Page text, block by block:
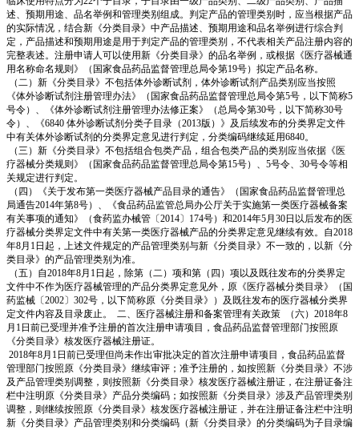
述、预期用途、品名举例和管理类别组成。判定产品的管理类别时，应当根据产品
的实际情况，结合新《分类目录》中产品描述、预期用途和品名举例进行综合判
定，产品描述和预期用途是用于判定产品的管理类别，不代表相关产品注册内容的
完整表述。注册申请人可以使用新《分类目录》的品名举例，或根据《医疗器械通
用名称命名规则》（国家食品药品监督管理总局令第19号）拟定产品名称。
（二）新《分类目录》不包括体外诊断试剂，体外诊断试剂产品类别应当按照
《体外诊断试剂注册管理办法》（国家食品药品监督管理总局令第5号，以下简称5
号令）、《体外诊断试剂注册管理办法修正案》（总局令第30号，以下简称30号
令）、《6840 体外诊断试剂分类子目录（2013版）》及后续发布的分类界定文件
中有关体外诊断试剂的分类界定意见进行判定，分类编码继续延用6840。
（三）新《分类目录》不包括组合包类产品，组合包类产品的类别应当依据《医
疗器械分类规则》（国家食品药品监督管理总局令第15号）、5号令、30号令等相
关规定进行判定。
（四）《关于发布第一类医疗器械产品目录的通告》（国家食品药品监督管理总
局通告2014年第8号）、《食品药品监管总局办公厅关于实施第一类医疗器械备案
有关事项的通知》（食药监办械管〔2014〕174号）和2014年5月30日以后发布的医
疗器械分类界定文件中有关第一类医疗器械产品的分类界定意见继续有效。自2018
年8月1日起，上述文件规定的产品管理类别与新《分类目录》不一致的，以新《分
类目录》的产品管理类别为准。
（五）自2018年8月1日起，除第（二）项和第（四）项以及既往发布的分类界定
文件中不作为医疗器械管理的产品分类界定意见外，原《医疗器械分类目录》（国
药监械〔2002〕302号，以下简称原《分类目录》）及既往发布的医疗器械分类界
定文件内容及目录废止。 二、医疗器械注册和备案管理有关政策 （六）2018年8
月1日前已受理并准予注册的首次注册申请项目，食品药品监督管理部门按照原
《分类目录》核发医疗器械注册证。
2018年8月1日前已受理但尚未作出审批决定的首次注册申请项目，食品药品监督
管理部门按照原《分类目录》继续审评；准予注册的，如按照新《分类目录》不涉
及产品管理类别调整，则按照新《分类目录》核发医疗器械注册证，在注册证备注
栏中注明原《分类目录》产品分类编码；如按照新《分类目录》涉及产品管理类别
调整，则继续按照原《分类目录》核发医疗器械注册证，并在注册证备注栏中注明
新《分类目录》产品管理类别和分类编码（新《分类目录》的分类编码为子目录编